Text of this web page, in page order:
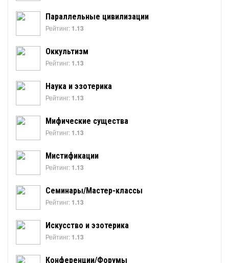
Параллельные цивилизации
Рейтинг: 1.13
Оккультизм
Рейтинг: 1.13
Наука и эзотерика
Рейтинг: 1.13
Мифические существа
Рейтинг: 1.13
Мистификации
Рейтинг: 1.13
Семинары/Мастер-классы
Рейтинг: 1.13
Искусство и эзотерика
Рейтинг: 1.13
Конференции/Форумы